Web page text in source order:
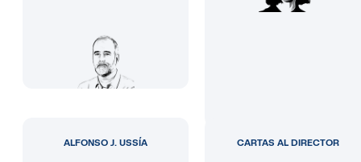
ALFONSO J. USSÍA CARTAS AL DIRECTOR